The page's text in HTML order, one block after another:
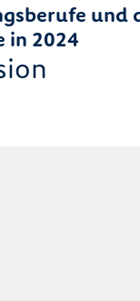
und
in 2024